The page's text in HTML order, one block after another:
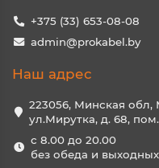
+375 (33) 653-08-08
admin@prokabel.by
Наш адрес
223056, Минская обл,
ул.Мирутка, д. 68,
с 8.00 до 20.00
без обеда и выходных